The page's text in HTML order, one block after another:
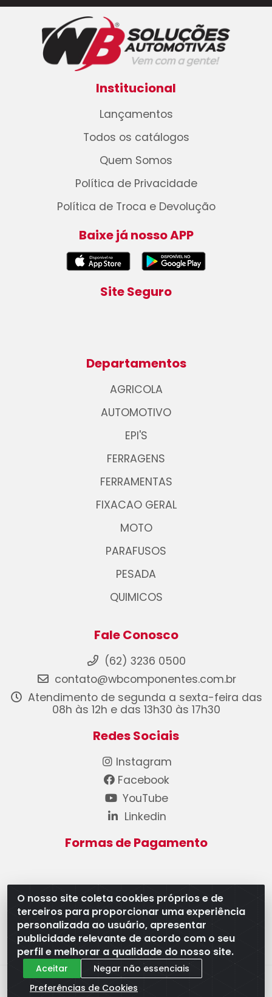
O nosso site coleta cookies próprios e de
terceiros para proporcionar uma experiência
personalizada ao usuário, apresentar
publicidade relevante de acordo com o seu
perfil e melhorar a qualidade do nosso site.
Aceitar
Negar não essenciais
Preferências de Cookies
Institucional
Lançamentos
Todos os catálogos
Quem Somos
Política de Privacidade
Política de Troca e Devolução
Baixe já nosso APP
Site Seguro
Departamentos
AGRICOLA
AUTOMOTIVO
EPI'S
FERRAGENS
FERRAMENTAS
FIXACAO GERAL
MOTO
PARAFUSOS
PESADA
QUIMICOS
Fale Conosco
(62) 3236 0500
contato@wbcomponentes.com.br
Atendimento de segunda a sexta-feira das
08h às 12h e das 13h30 às 17h30
Redes Sociais
Instagram
Facebook
YouTube
Linkedin
Formas de Pagamento
WB Componentes Automotivos LTDA - CNPJ
08.528.393/0001-12 - Rua do Níquel, 667 - Parque
Oeste Industrial, Goiânia/GO - CEP 74375-660